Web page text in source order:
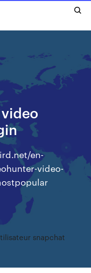
en-
video-
snapchat